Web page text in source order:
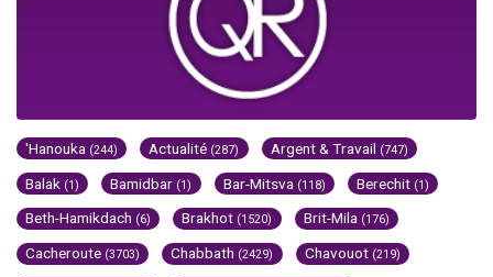
'Hanouka (244) Actualité (287) Argent & Travail (747)
Balak (1) Bamidbar (1) Bar-Mitsva (118) Berechit (1)
Beth-Hamikdach (6) Brakhot (1520) Brit-Mila (176)
Cacheroute (3703) Chabbath (2429) Chavouot (219)